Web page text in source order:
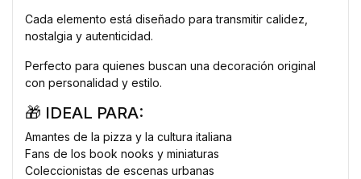
Cada elemento está diseñado para transmitir calidez,
nostalgia y autenticidad.
Perfecto para quienes buscan una decoración original
con personalidad y estilo.
🎁 IDEAL PARA:
Amantes de la pizza y la cultura italiana
Fans de los book nooks y miniaturas
Coleccionistas de escenas urbanas